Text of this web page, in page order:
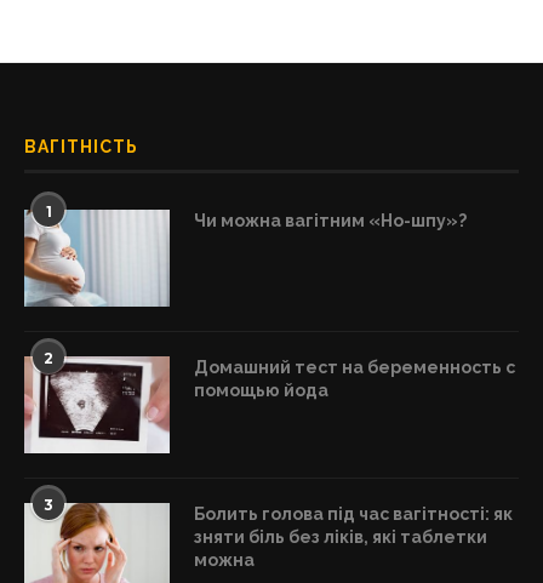
ВАГІТНІСТЬ
1 Чи можна вагітним «Но-шпу»?
2
Домашний тест на беременность с
помощью йода
3
Болить голова під час вагітності: як
зняти біль без ліків, які таблетки
можна